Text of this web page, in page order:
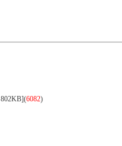
802KB](6082)